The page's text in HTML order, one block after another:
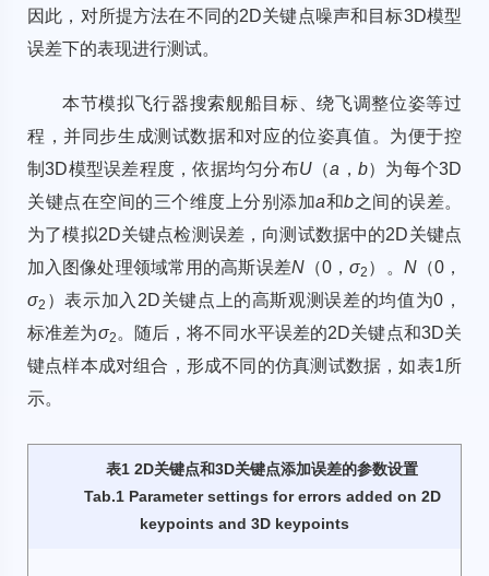
因此，对所提方法在不同的2D关键点噪声和目标3D模型
误差下的表现进行测试。
本节模拟飞行器搜索舰船目标、绕飞调整位姿等过
程，并同步生成测试数据和对应的位姿真值。为便于控
制3D模型误差程度，依据均匀分布U（a ， b）为每个3D
关键点在空间的三个维度上分别添加a和b之间的误差。
为了模拟2D关键点检测误差，向测试数据中的2D关键点
加入图像处理领域常用的高斯误差N（0，σ2 ）。 N（0，
σ2 ）表示加入2D关键点上的高斯观测误差的均值为0，
标准差为σ2 。随后，将不同水平误差的2D关键点和3D关
键点样本成对组合，形成不同的仿真测试数据，如表1所
示。
表1 2D关键点和3D关键点添加误差的参数设置
Tab.1 Parameter settings for errors added on 2D
keypoints and 3D keypoints